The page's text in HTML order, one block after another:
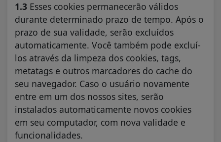
1.3 Esses cookies permanecerão válidos
durante determinado prazo de tempo. Após o
prazo de sua validade, serão excluídos
automaticamente. Você também pode excluí-
los através da limpeza dos cookies, tags,
metatags e outros marcadores do cache do
seu navegador. Caso o usuário novamente
entre em um dos nossos sites, serão
instalados automaticamente novos cookies
em seu computador, com nova validade e
funcionalidades.